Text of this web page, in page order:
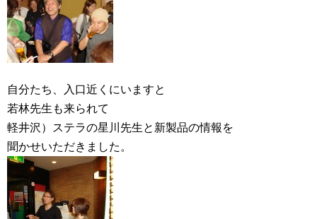
自分たち、入口近くにいますと
若林先生も来られて
軽井沢）ステラの星川先生と新製品の情報を
聞かせいただきました。